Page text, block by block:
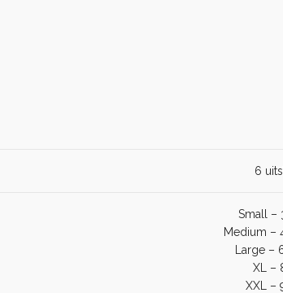
6
Small –
Medium –
Large –
XL –
XXL –